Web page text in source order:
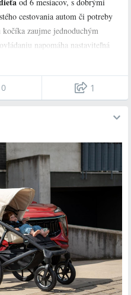
cestovania autom či potreby
kočíka zaujme jednoduchým
napomáha nastaviteľná
prispôsobiť vlastnej výške.
– set obsahuje:
kočík bez možnosti
– tzv. vajíčka.
0 1